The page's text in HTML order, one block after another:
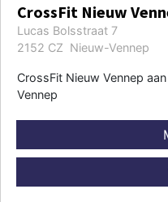
CrossFit Nieuw
Lucas Bolsstraat 7
2152 CZ Nieuw-Vennep
CrossFit Nieuw Vennep
Vennep